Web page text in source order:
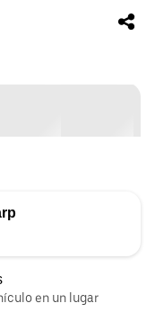
en un lugar